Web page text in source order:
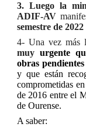
3. Luego la
ADIF-AV
semestre de
4- Una vez más
muy urgente
obras
y que están
comprometidas
de 2016 entre el
de Ourense.
A saber: